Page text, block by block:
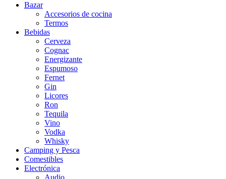
Bazar
Accesorios de cocina
Termos
Bebidas
Cerveza
Cognac
Energizante
Espumoso
Fernet
Gin
Licores
Ron
Tequila
Vino
Vodka
Whisky
Camping y Pesca
Comestibles
Electrónica
Audio